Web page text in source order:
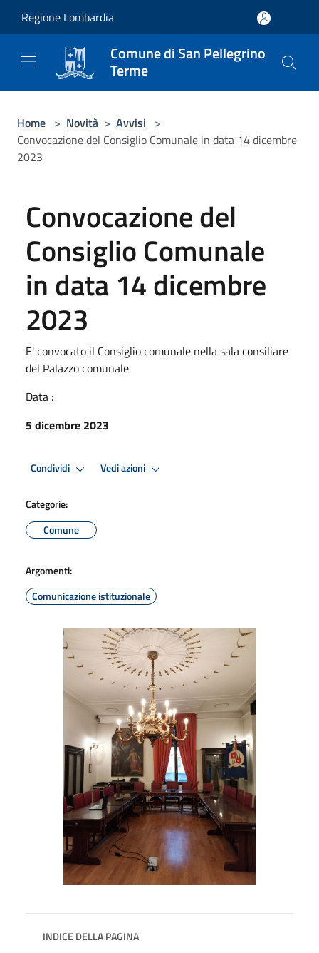
Regione Lombardia
Comune di San Pellegrino
Terme
Home > Novità > Avvisi >
Convocazione del Consiglio Comunale in data 14 dicembre
2023
Convocazione del
Consiglio Comunale
in data 14 dicembre
2023
E' convocato il Consiglio comunale nella sala consiliare
del Palazzo comunale
Data :
5 dicembre 2023
Condividi Vedi azioni
Categorie:
Comune
Argomenti:
Comunicazione istituzionale
INDICE DELLA PAGINA